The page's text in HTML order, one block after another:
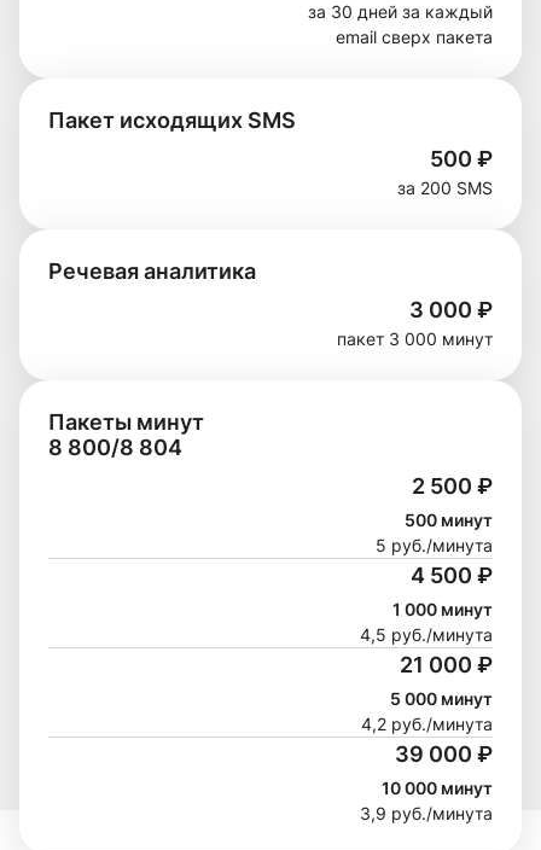
за 30 дней за каждый
email сверх пакета
Пакет исходящих SMS
500 ₽
за 200 SMS
Речевая аналитика
3 000 ₽
пакет 3 000 минут
Пакеты минут
8 800/8 804
2 500 ₽
500 минут
5 руб./минута
4 500 ₽
1 000 минут
4,5 руб./минута
21 000 ₽
5 000 минут
4,2 руб./минута
39 000 ₽
10 000 минут
3,9 руб./минута